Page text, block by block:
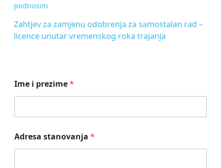
podnosim
Zahtjev za zamjenu odobrenja za samostalan rad –
licence unutar vremenskog roka trajanja
Ime i prezime*
Adresa stanovanja *